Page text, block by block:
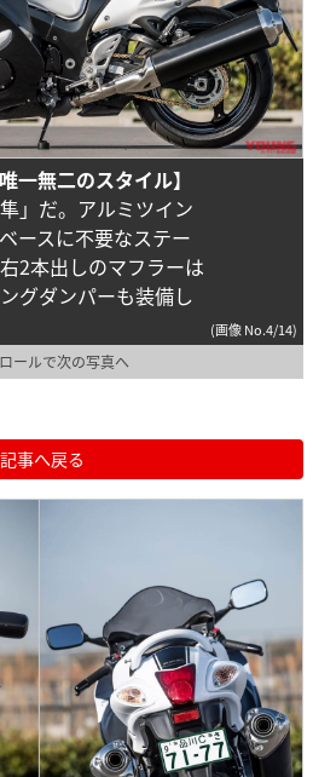
一無二のスタイル】
」だ。アルミツイン
ースに不要なステー
2本出しのマフラーは
グダンパーも装備し
(画像 No.4/14)
ールで次の写真へ
記事へ戻る